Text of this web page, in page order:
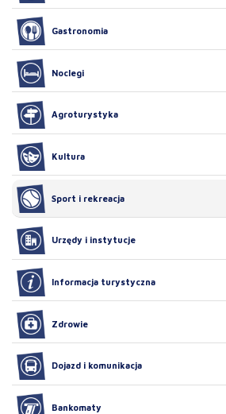
Gastronomia
Noclegi
Agroturystyka
Kultura
Sport i rekreacja
Urzędy i instytucje
Informacja turystyczna
Zdrowie
Dojazd i komunikacja
Bankomaty